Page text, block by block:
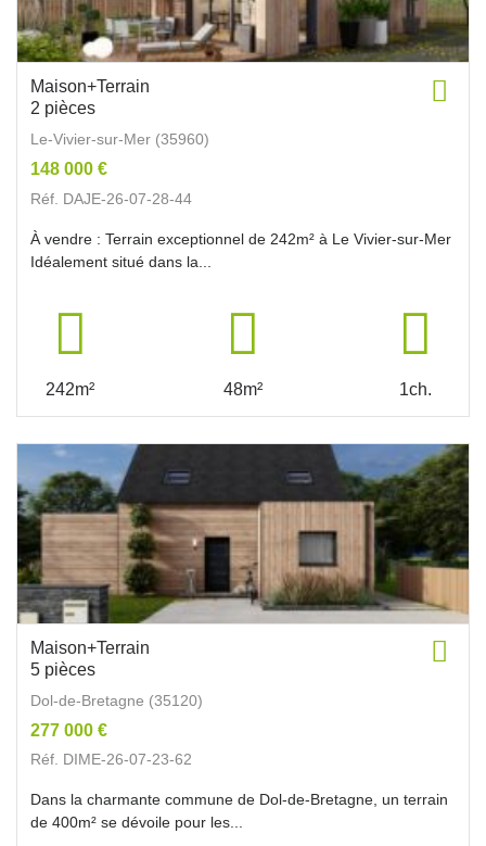
Maison+Terrain
2 pièces
Le-Vivier-sur-Mer (35960)
148 000 €
Réf. DAJE-26-07-28-44
À vendre : Terrain exceptionnel de 242m² à Le Vivier-sur-Mer
Idéalement situé dans la...
242m² 48m² 1ch.
Maison+Terrain
5 pièces
Dol-de-Bretagne (35120)
277 000 €
Réf. DIME-26-07-23-62
Dans la charmante commune de Dol-de-Bretagne, un terrain
de 400m² se dévoile pour les...